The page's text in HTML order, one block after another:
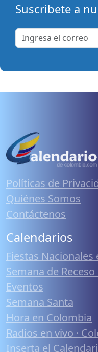
Suscribete a
Políticas de
Quiénes Somos
Contáctenos
Calendarios
Fiestas
Semana de
Eventos
Semana Santa
Hora en Colombia
Radios en vivo ·
Inserta el